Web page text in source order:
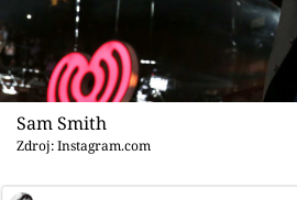
Showbyznys
Youtubeři
Sam Smith
Zdroj: Instagram.com